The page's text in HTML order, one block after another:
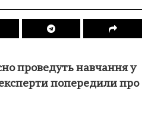
проведуть навчання у
попередили про